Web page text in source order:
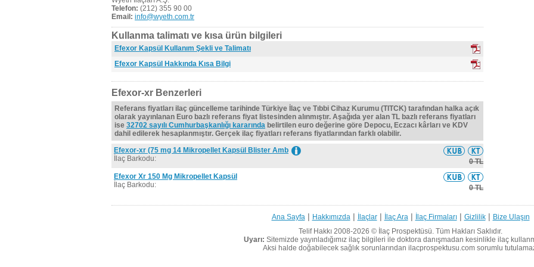
Telefon: (212) 355 90 00
Email: info@wyeth.com.tr
Kullanma talimatı ve kısa ürün bilgileri
Efexor Kapsül Kullanım Şekli ve Talimatı
Efexor Kapsül Hakkında Kısa Bilgi
Efexor-xr Benzerleri
Referans fiyatları ilaç güncelleme tarihinde Türkiye İlaç ve Tıbbi Cihaz Kurumu (TITCK) tarafından halka açık
olarak yayınlanan Euro bazlı referans fiyat listesinden alınmıştır. Aşağıda yer alan TL bazlı referans fiyatları
ise 32702 sayılı Cumhurbaşkanlığı kararında belirtilen euro değerine göre Depocu, Eczacı kârları ve KDV
dahil edilerek hesaplanmıştır. Gerçek ilaç fiyatları referans fiyatlarından farklı olabilir.
Efexor-xr (75 mg 14 Mikropellet Kapsül Blister Amb
İlaç Barkodu:
0 TL
Efexor Xr 150 Mg Mikropellet Kapsül
İlaç Barkodu:
0 TL
Ana Sayfa | Hakkımızda | İlaçlar| İlaç Ara | İlaç Firmaları| Gizlilik| Bize Ulaşın
Telif Hakkı 2008-2026 ©
İlaç Prospektüsü. Tüm Hakları Saklıdır.
Uyarı: Sitemizde yayınladığımız ilaç bilgileri ile doktora danışmadan kesinlikle ilaç
Aksi halde doğabilecek sağlık sorunlarından ilacprospektusu.com sorumlu